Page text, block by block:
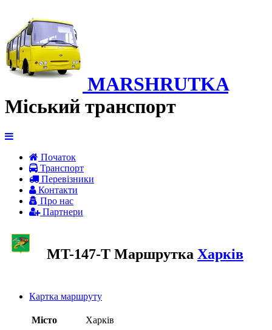
MARSHRUTKA
Міський транспорт
Початок
Транспорт
Перевiзники
Контакти
Про нас
Партнери
MT-147-Т Маршрутка Харків
Картка маршруту
Місто
Харків